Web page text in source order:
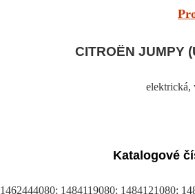
CITROËN JUMPY
elektrická,
Katalogové
1462444080; 1484119080; 1484121080;